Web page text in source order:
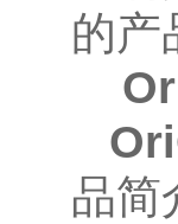
的产
品简